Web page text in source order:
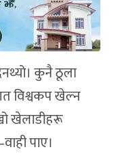
कुनै ठूला
विश्वकप खेल्न
खेलाडीहरू
पाए।